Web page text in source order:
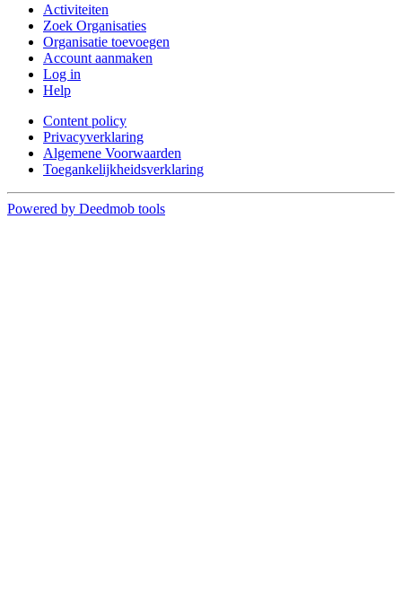
Activiteiten
Zoek Organisaties
Organisatie toevoegen
Account aanmaken
Log in
Help
Content policy
Privacyverklaring
Algemene Voorwaarden
Toegankelijkheidsverklaring
Powered by Deedmob tools